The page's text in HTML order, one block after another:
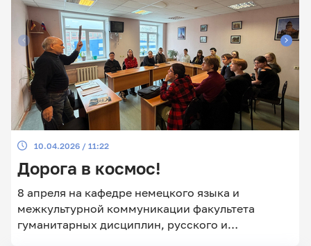
10.04.2026 / 11:22
Дорога в космос!
8 апреля на кафедре немецкого языка и
межкультурной коммуникации факультета
гуманитарных дисциплин, русского и